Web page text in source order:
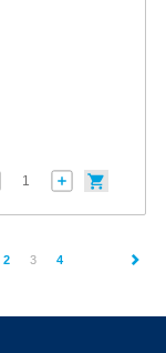
2 3(current)
4